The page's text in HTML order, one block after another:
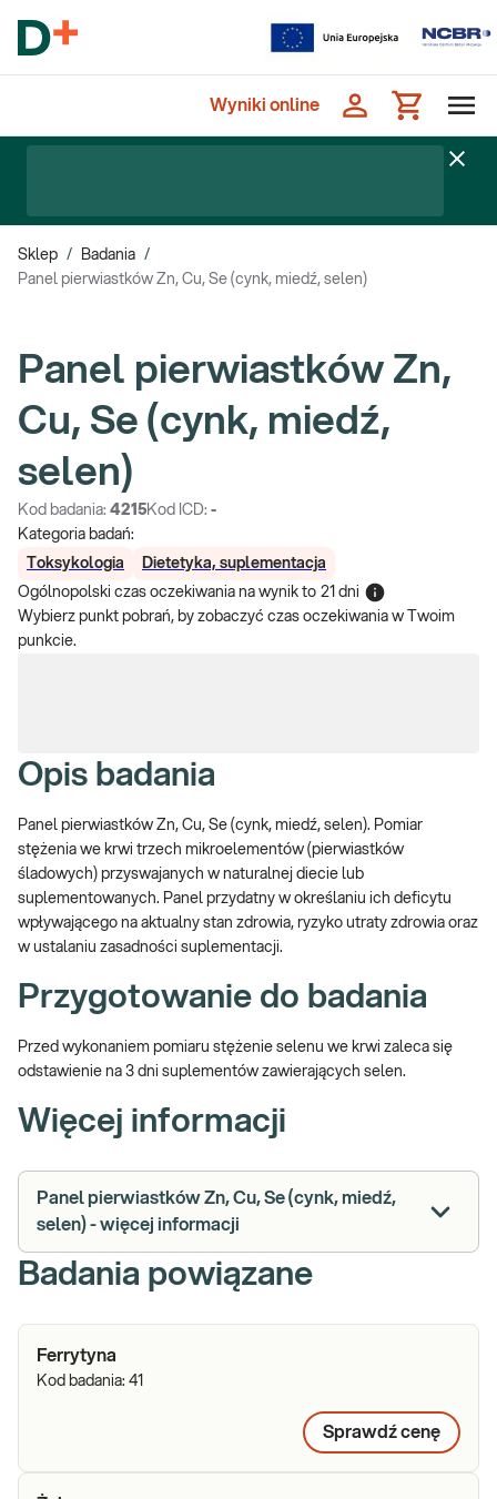
Wyniki online
Sklep / Badania /
Panel pierwiastków Zn, Cu, Se (cynk, miedź, selen)
Panel pierwiastków Zn,
Cu, Se (cynk, miedź,
selen)
Kod badania: 4215Kod ICD: -
Kategoria badań:
Toksykologia
Dietetyka, suplementacja
Ogólnopolski czas oczekiwania na wynik to 21 dni
Wybierz punkt pobrań, by zobaczyć czas oczekiwania w Twoim
punkcie.
Opis badania
Panel pierwiastków Zn, Cu, Se (cynk, miedź, selen). Pomiar
stężenia we krwi trzech mikroelementów (pierwiastków
śladowych) przyswajanych w naturalnej diecie lub
suplementowanych. Panel przydatny w określaniu ich deficytu
wpływającego na aktualny stan zdrowia, ryzyko utraty zdrowia oraz
w ustalaniu zasadności suplementacji.
Przygotowanie do badania
Przed wykonaniem pomiaru stężenie selenu we krwi zaleca się
odstawienie na 3 dni suplementów zawierających selen.
Więcej informacji
Panel pierwiastków Zn, Cu, Se (cynk, miedź,
selen) - więcej informacji
Badania powiązane
Ferrytyna
Kod badania: 41
Sprawdź cenę